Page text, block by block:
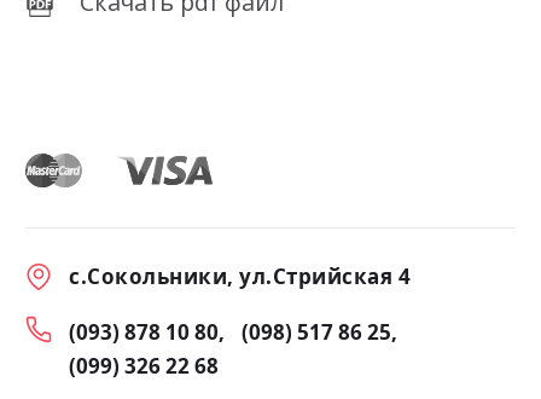
с.Сокольники, ул.Стрийская 4
(093) 878 10 80
(098) 517 86 25
(099) 326 22 68